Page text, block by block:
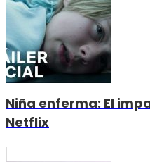
Niña enferma: El
Netflix